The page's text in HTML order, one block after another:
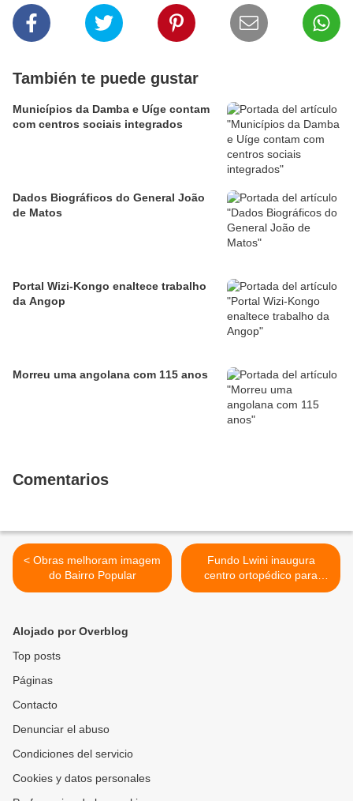
También te puede gustar
Municípios da Damba e Uíge contam
com centros sociais integrados
Dados Biográficos do General João
de Matos
Portal Wizi-Kongo enaltece trabalho
da Angop
Morreu uma angolana com 115 anos
Comentarios
< Obras melhoram imagem
do Bairro Popular
Fundo Lwini inaugura
centro ortopédico para
portadores de deficiência
Alojado por Overblog
Top posts
Páginas
Contacto
Denunciar el abuso
Condiciones del servicio
Cookies y datos personales